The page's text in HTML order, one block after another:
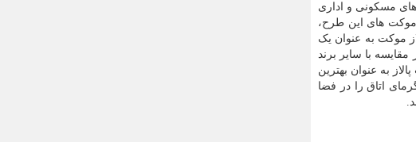
های مسکونی و اداری
موکت های این طرح،
موکت به عنوان یک
با سایر برند
به عنوان بهترین
اتاق را در فضا